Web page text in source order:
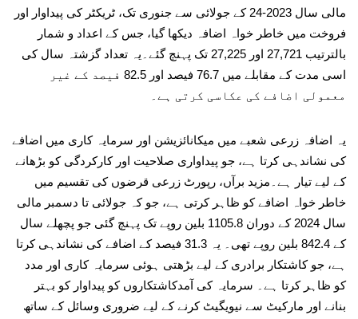
مالی سال 2023-24 کے جولائی سے جنوری تک، ٹریکٹر کی پیداوار اور
فروخت میں خاطر خواہ اضافہ دیکھا گیا، جس کے اعداد و شمار
بالترتیب 27,721 اور 27,225 تک پہنچ گئے۔یہ تعداد گزشتہ سال کی
اسی مدت کے مقابلے میں 76.7 فیصد اور 82.5 فیصد کے غیر
معمولی اضافے کی عکاسی کرتی ہے۔
یہ اضافہ زرعی شعبے میں میکانائزیشن اور سرمایہ کاری میں اضافے
کی نشاندہی کرتا ہے، جو پیداواری صلاحیت اور کارکردگی کو بڑھانے
کے لیے تیار ہے۔مزید برآں، رپورٹ زرعی قرضوں کی تقسیم میں
خاطر خواہ اضافے کو ظاہر کرتی ہے، جو کہ جولائی تا دسمبر مالی
سال 2024 کے دوران 1105.8 بلین روپے تک پہنچ گئی جو پچھلے سال
کے 842.4 بلین روپے تھی۔ یہ 31.3 فیصد کے اضافے کی نشاندہی کرتا
ہے، جو کاشتکار برادری کے لیے بڑھتی ہوئی سرمایہ کاری اور مدد
کو ظاہر کرتا ہے۔ سرمایہ کی آمدکاشتکاروں کو پیداوار کو بہتر
بنانے اور مارکیٹ سے نیویگیٹ کرنے کے لیے ضروری وسائل کے ساتھ